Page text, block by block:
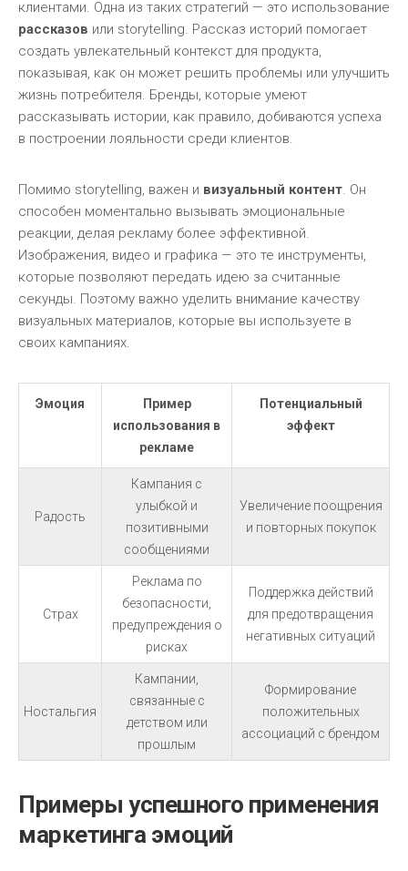
клиентами. Одна из таких стратегий — это использование
рассказов или storytelling. Рассказ историй помогает
создать увлекательный контекст для продукта,
показывая, как он может решить проблемы или улучшить
жизнь потребителя. Бренды, которые умеют
рассказывать истории, как правило, добиваются успеха
в построении лояльности среди клиентов.
Помимо storytelling, важен и визуальный контент. Он
способен моментально вызывать эмоциональные
реакции, делая рекламу более эффективной.
Изображения, видео и графика — это те инструменты,
которые позволяют передать идею за считанные
секунды. Поэтому важно уделить внимание качеству
визуальных материалов, которые вы используете в
своих кампаниях.
Эмоция
Пример
использования в
рекламе
Потенциальный
эффект
Радость
Кампания с
улыбкой и
позитивными
сообщениями
Увеличение поощрения
и повторных покупок
Страх
Реклама по
безопасности,
предупреждения о
рисках
Поддержка действий
для предотвращения
негативных ситуаций
Ностальгия
Кампании,
связанные с
детством или
прошлым
Формирование
положительных
ассоциаций с брендом
Примеры успешного применения
маркетинга эмоций